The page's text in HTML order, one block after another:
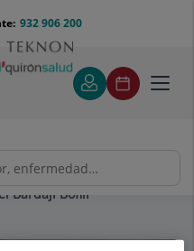
932 906 200
Bardají Bofill